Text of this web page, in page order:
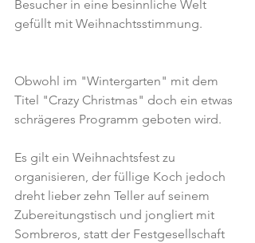
Besucher in eine besinnliche Welt
gefüllt mit Weihnachtsstimmung.
Obwohl im "Wintergarten" mit dem
Titel "Crazy Christmas" doch ein etwas
schrägeres Programm geboten wird.
Es gilt ein Weihnachtsfest zu
organisieren, der füllige Koch jedoch
dreht lieber zehn Teller auf seinem
Zubereitungstisch und jongliert mit
Sombreros, statt der Festgesellschaft